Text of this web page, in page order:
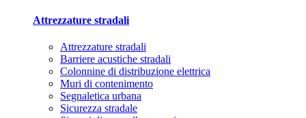
Attrezzature stradali
Attrezzature stradali
Barriere acustiche stradali
Colonnine di distribuzione elettrica
Muri di contenimento
Segnaletica urbana
Sicurezza stradale